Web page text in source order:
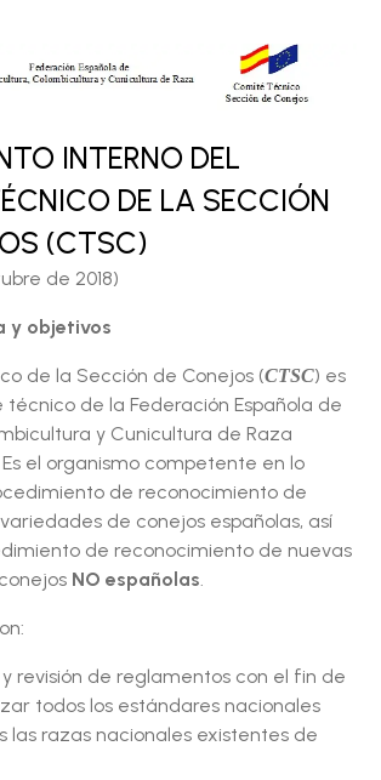
INTERNO DEL
DE LA SECCIÓN
(CTSC)
de 2018)
y objetivos
de la Sección de Conejos (CTSC) es
de la Federación Española de
y Cunicultura de Raza
Es el organismo competente en lo
de reconocimiento de
de conejos españolas, así
de reconocimiento de nuevas
NO españolas.
y revisión de reglamentos con el fin de
todos los estándares nacionales
las razas nacionales existentes de